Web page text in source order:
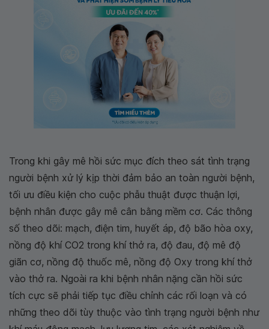
Trong khi gây mê hồi sức mục đích theo sát tình trạng
người bệnh xử lý kịp thời đảm bảo an toàn người bệnh,
tối ưu điều kiện cho cuộc phẫu thuật được thuận lợi,
bệnh nhân được gây mê cân bằng mềm cơ. Các thông
số theo dõi: mạch, điện tim, huyết áp, độ bão hòa oxy,
nồng độ khí CO2 trong khí thở ra, độ đau, độ mê độ
giãn cơ, nồng độ thuốc mê, nồng độ Oxy trong khí thở
vào thở ra. Ngoài ra khi bệnh nhân nặng cần hồi sức
tích cực sẽ phải tiếp tục điều chỉnh các rối loạn và có
những theo dõi tùy thuộc vào tình trạng người bệnh như